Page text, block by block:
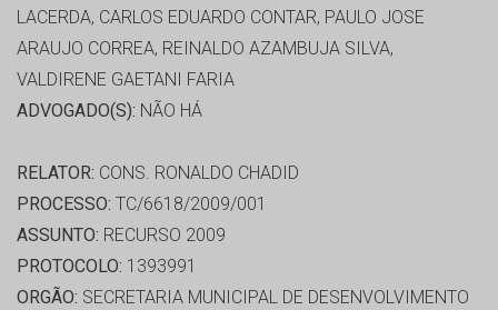
LACERDA, CARLOS EDUARDO CONTAR, PAULO JOSE
ARAUJO CORREA, REINALDO AZAMBUJA SILVA,
VALDIRENE GAETANI FARIA
ADVOGADO(S): NÃO HÁ
RELATOR: CONS. RONALDO CHADID
PROCESSO: TC/6618/2009/001
ASSUNTO: RECURSO 2009
PROTOCOLO: 1393991
ORGÃO: SECRETARIA MUNICIPAL DE DESENVOLVIMENTO